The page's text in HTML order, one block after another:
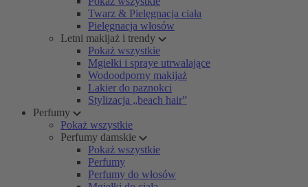
Twarz & Pielęgnacja ciała
Pielęgnacja włosów
Letni makijaż i trendy
Pokaż wszystkie
Mgiełki i spraye utrwalające
Wodoodporny makijaż
Lakier do paznokci
Stylizacja „beach hair”
Perfumy
Pokaż wszystkie
Perfumy damskie
Pokaż wszystkie
Perfumy
Perfumy do włosów